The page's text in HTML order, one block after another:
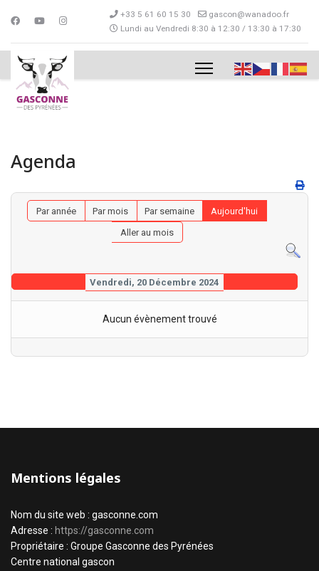
+33 5 61 60 15 30
gascon@wanadoo.fr
Lundi au Vendredi 8:30 à 12:30 / 13:30 à 17:30
Agenda
Par année Par mois Par semaine
Aujourd'hui
Aller au mois
Vendredi, 20 Décembre 2024
Aucun évènement trouvé
Mentions légales
Nom du site web : gasconne.com
Adresse : https://gasconne.com
Propriétaire : Groupe Gasconne des Pyrénées
Centre national gascon